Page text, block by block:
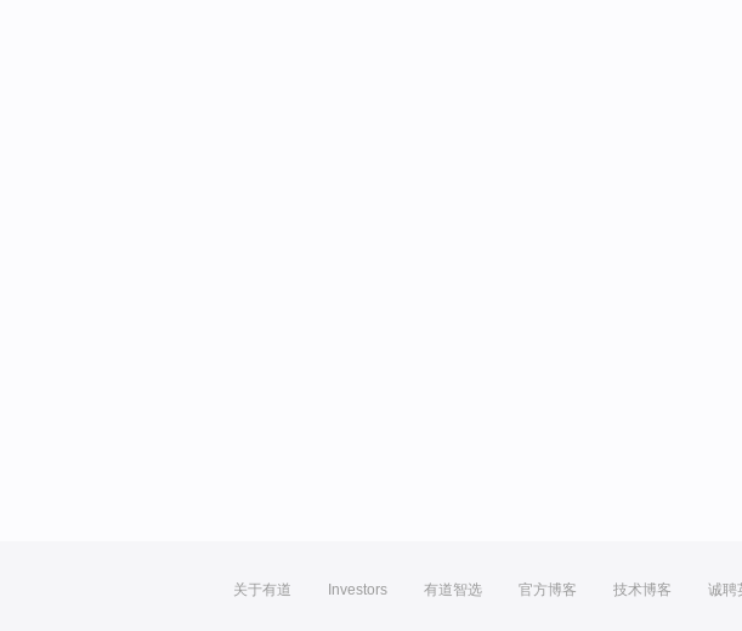
关于有道 Investors 有道智选 官方博客 技术博客 诚聘